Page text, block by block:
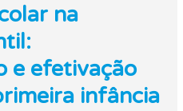
na
e efetivação
infância